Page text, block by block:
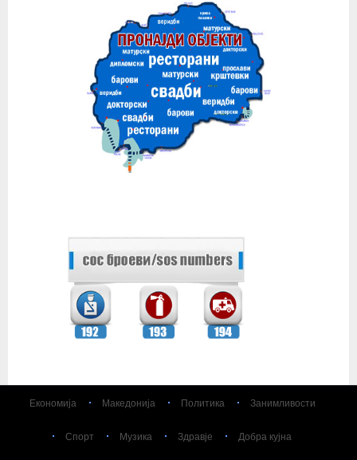
Економија Македонија Политика Занимливости
Спорт Музика Здравје Добра кујна